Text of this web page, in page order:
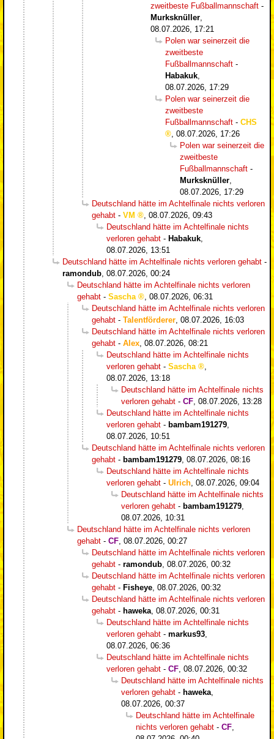
zweitbeste Fußballmannschaft -
Murksknüller
08.07.2026, 17:21
Polen war seinerzeit die
zweitbeste
Fußballmannschaft -
Habakuk
08.07.2026, 17:29
Polen war seinerzeit die
zweitbeste
Fußballmannschaft - CHS
08.07.2026, 17:26
Polen war seinerzeit die
zweitbeste
Fußballmannschaft -
Murksknüller
08.07.2026, 17:29
Deutschland hätte im Achtelfinale nichts verloren
gehabt - VM
08.07.2026, 09:43
Deutschland hätte im Achtelfinale nichts
verloren gehabt - Habakuk
08.07.2026, 13:51
Deutschland hätte im Achtelfinale nichts verloren gehabt -
ramondub 08.07.2026, 00:24
Deutschland hätte im Achtelfinale nichts verloren
gehabt - Sascha
08.07.2026, 06:31
Deutschland hätte im Achtelfinale nichts verloren
gehabt - Talentförderer 08.07.2026, 16:03
Deutschland hätte im Achtelfinale nichts verloren
gehabt - Alex 08.07.2026, 08:21
Deutschland hätte im Achtelfinale nichts
verloren gehabt - Sascha
08.07.2026, 13:18
Deutschland hätte im Achtelfinale nichts
verloren gehabt - CF 08.07.2026, 13:28
Deutschland hätte im Achtelfinale nichts
verloren gehabt - bambam191279
08.07.2026, 10:51
Deutschland hätte im Achtelfinale nichts verloren
gehabt - bambam191279 08.07.2026, 08:16
Deutschland hätte im Achtelfinale nichts
verloren gehabt - Ulrich 08.07.2026, 09:04
Deutschland hätte im Achtelfinale nichts
verloren gehabt - bambam191279
08.07.2026, 10:31
Deutschland hätte im Achtelfinale nichts verloren
gehabt - CF 08.07.2026, 00:27
Deutschland hätte im Achtelfinale nichts verloren
gehabt - ramondub 08.07.2026, 00:32
Deutschland hätte im Achtelfinale nichts verloren
gehabt - Fisheye 08.07.2026, 00:32
Deutschland hätte im Achtelfinale nichts verloren
gehabt - haweka 08.07.2026, 00:31
Deutschland hätte im Achtelfinale nichts
verloren gehabt - markus93
08.07.2026, 06:36
Deutschland hätte im Achtelfinale nichts
verloren gehabt - CF 08.07.2026, 00:32
Deutschland hätte im Achtelfinale nichts
verloren gehabt - haweka
08.07.2026, 00:37
Deutschland hätte im Achtelfinale
nichts verloren gehabt - CF